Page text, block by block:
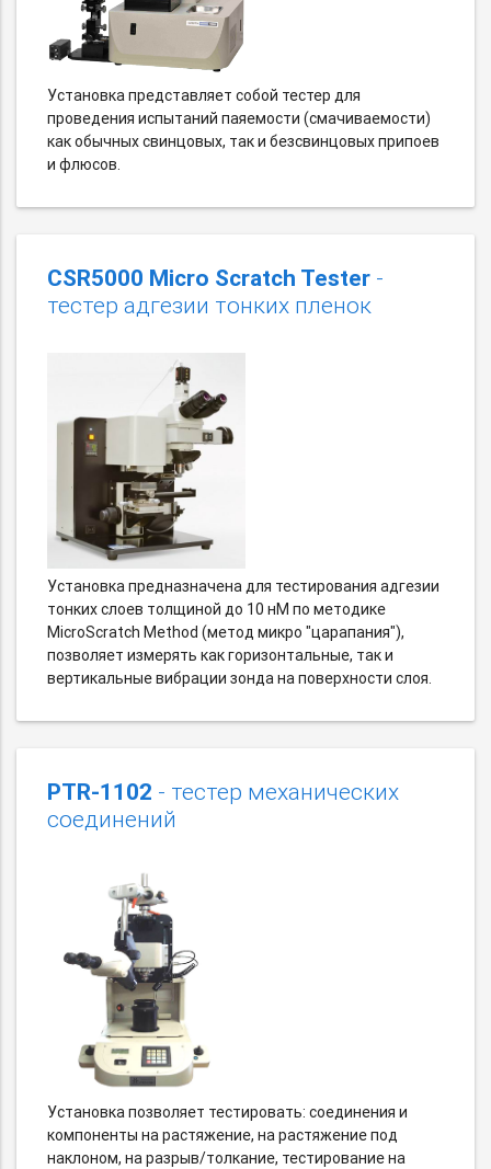
Установка представляет собой тестер для
проведения испытаний паяемости (смачиваемости)
как обычных свинцовых, так и безсвинцовых припоев
и флюсов.
CSR5000 Micro Scratch Tester -
тестер адгезии тонких пленок
Установка предназначена для тестирования адгезии
тонких слоев толщиной до 10 нМ по методике
MicroScratch Method (метод микро "царапания"),
позволяет измерять как горизонтальные, так и
вертикальные вибрации зонда на поверхности слоя.
PTR-1102 - тестер механических
соединений
Установка позволяет тестировать: соединения и
компоненты на растяжение, на растяжение под
наклоном, на разрыв/толкание, тестирование на